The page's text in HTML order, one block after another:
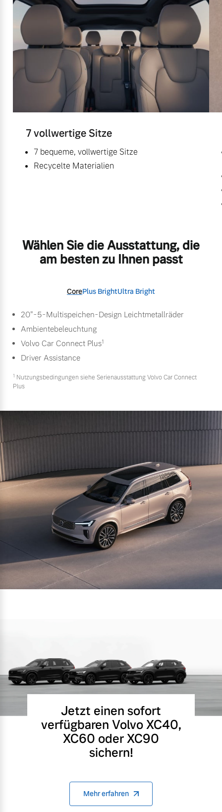
7 vollwertige Sitze
7 bequeme, vollwertige Sitze
Recycelte Materialien
Wählen Sie die Ausstattung, die
am besten zu Ihnen passt
CorePlus BrightUltra Bright
20"-5-Multispeichen-Design Leichtmetallräder
Ambientebeleuchtung
Volvo Car Connect Plus1
Driver Assistance
1 Nutzungsbedingungen siehe Serienausstattung Volvo Car Connect
Plus
Jetzt einen sofort
verfügbaren Volvo XC40,
XC60 oder XC90
sichern!
Mehr erfahren